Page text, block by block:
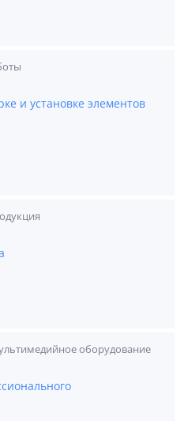
и установке элементов
оборудование